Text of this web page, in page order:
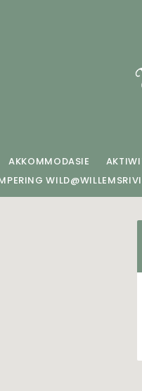
AKKOMMODASIE